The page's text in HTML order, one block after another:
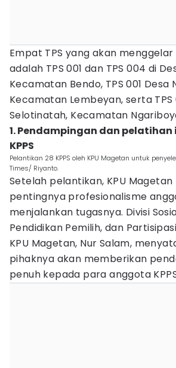
Empat TPS yang akan menggelar
adalah TPS 001 dan TPS 004 di
Kecamatan Bendo, TPS 001 Desa
Kecamatan Lembeyan, serta TPS
Selotinatah, Kecamatan
1. Pendampingan dan
KPPS
Pelantikan 28 KPPS oleh KPU Magetan untuk
Times/ Riyanto.
Setelah pelantikan, KPU
pentingnya profesionalisme
menjalankan tugasnya. Divisi
Pendidikan Pemilih, dan
KPU Magetan, Nur Salam,
pihaknya akan memberikan
penuh kepada para anggota